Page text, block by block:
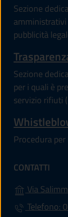
Sezione
pubblicità
Sezione
per i quali è
servizio rifiuti
Procedura
CONTATTI
Via
Telefono: